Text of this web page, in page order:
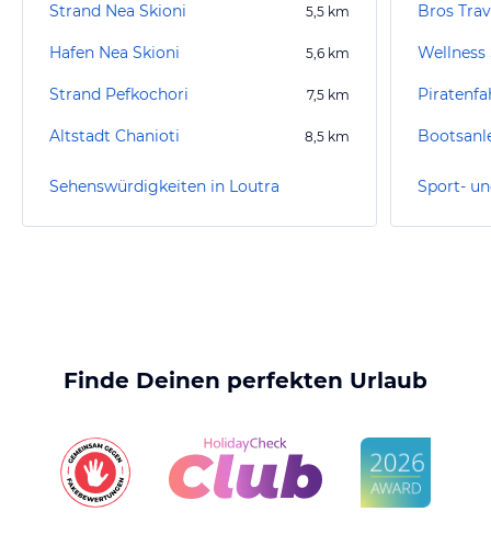
Strand Nea Skioni 5,5 km
Hafen Nea Skioni 5,6 km
Strand Pefkochori 7,5 km
Altstadt Chanioti 8,5 km
Sehenswürdigkeiten in Loutra
Bros
Sport-
Finde Deinen perfekten Urlaub